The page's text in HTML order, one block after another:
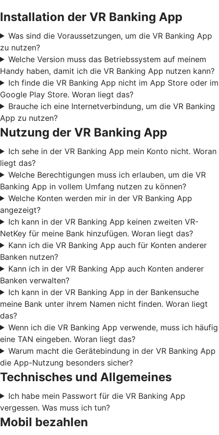
Installation der VR Banking App
Was sind die Voraussetzungen, um die VR Banking App
zu nutzen?
Welche Version muss das Betriebssystem auf meinem
Handy haben, damit ich die VR Banking App nutzen kann?
Ich finde die VR Banking App nicht im App Store oder im
Google Play Store. Woran liegt das?
Brauche ich eine Internetverbindung, um die VR Banking
App zu nutzen?
Nutzung der VR Banking App
Ich sehe in der VR Banking App mein Konto nicht. Woran
liegt das?
Welche Berechtigungen muss ich erlauben, um die VR
Banking App in vollem Umfang nutzen zu können?
Welche Konten werden mir in der VR Banking App
angezeigt?
Ich kann in der VR Banking App keinen zweiten VR-
NetKey für meine Bank hinzufügen. Woran liegt das?
Kann ich die VR Banking App auch für Konten anderer
Banken nutzen?
Kann ich in der VR Banking App auch Konten anderer
Banken verwalten?
Ich kann in der VR Banking App in der Bankensuche
meine Bank unter ihrem Namen nicht finden. Woran liegt
das?
Wenn ich die VR Banking App verwende, muss ich häufig
eine TAN eingeben. Woran liegt das?
Warum macht die Gerätebindung in der VR Banking App
die App-Nutzung besonders sicher?
Technisches und Allgemeines
Ich habe mein Passwort für die VR Banking App
vergessen. Was muss ich tun?
Mobil bezahlen